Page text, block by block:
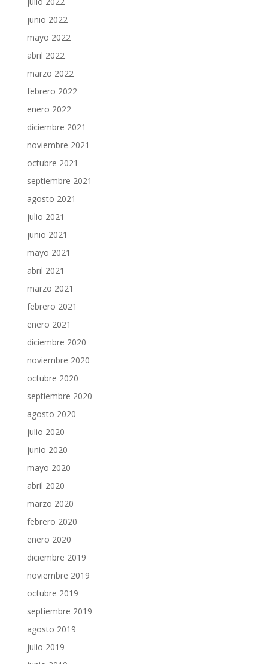
junio 2022
mayo 2022
abril 2022
marzo 2022
febrero 2022
enero 2022
diciembre 2021
noviembre 2021
octubre 2021
septiembre 2021
agosto 2021
julio 2021
junio 2021
mayo 2021
abril 2021
marzo 2021
febrero 2021
enero 2021
diciembre 2020
noviembre 2020
octubre 2020
septiembre 2020
agosto 2020
julio 2020
junio 2020
mayo 2020
abril 2020
marzo 2020
febrero 2020
enero 2020
diciembre 2019
noviembre 2019
octubre 2019
septiembre 2019
agosto 2019
julio 2019